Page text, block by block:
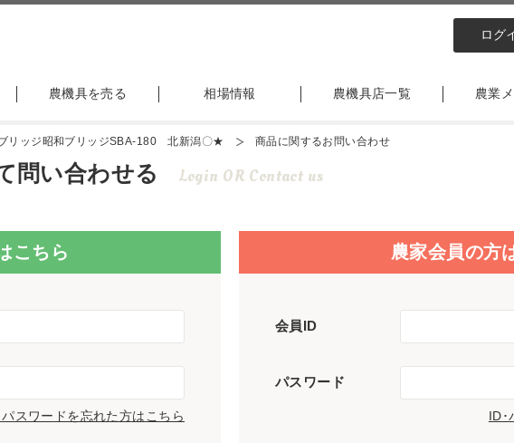
ログ
農機具を売る 相場情報 農機具店一覧 農業
リッジ昭和ブリッジSBA-180 北新潟〇★ 商品に関するお問い合わせ
問い合わせる Login OR Contact us
こちら
パスワードを忘れた方はこちら
農家会員の方
会員ID
パスワード
ID･